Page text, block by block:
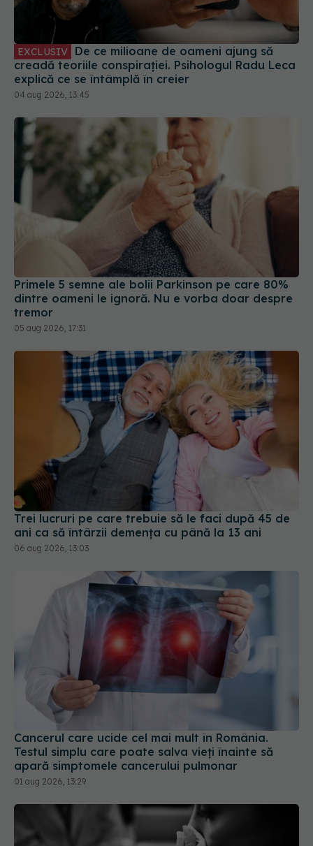
EXCLUSIV
De ce milioane de oameni ajung să
creadă teoriile conspirației. Psihologul Radu Leca
explică ce se întâmplă în creier
04 aug 2026, 13:45
Primele 5 semne ale bolii Parkinson pe care 80%
dintre oameni le ignoră. Nu e vorba doar despre
tremor
05 aug 2026, 17:31
Trei lucruri pe care trebuie să le faci după 45 de
ani ca să întârzii demența cu până la 13 ani
06 aug 2026, 13:03
Cancerul care ucide cel mai mult în România.
Testul simplu care poate salva vieți înainte să
apară simptomele cancerului pulmonar
01 aug 2026, 13:29